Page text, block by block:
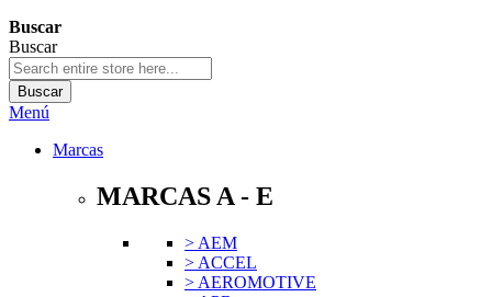
Buscar
Buscar
Buscar
Menú
Marcas
MARCAS A - E
> AEM
> ACCEL
> AEROMOTIVE